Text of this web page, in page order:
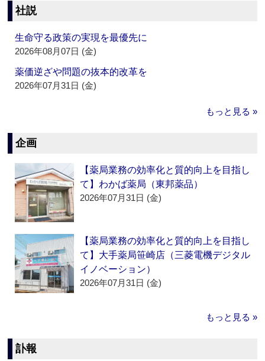
社説
生命守る政策の実現を最優先に
2026年08月07日 (金)
薬価逆ざや問題の抜本的改革を
2026年07月31日 (金)
もっと見る »
企画
【薬局業務の効率化と質的向上を目指し
て】わかば薬局（東邦薬品）
2026年07月31日 (金)
【薬局業務の効率化と質的向上を目指し
て】大手薬局笹崎店（三菱電機デジタル
イノベーション）
2026年07月31日 (金)
もっと見る »
訃報